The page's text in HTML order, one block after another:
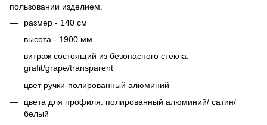
пользовании изделием.
размер - 140 см
высота - 1900 мм
витраж состоящий из безопасного стекла:
grafit/grape/transparent
цвет ручки-полированный алюминий
цвета для профиля: полированный алюминий/ сатин/
белый